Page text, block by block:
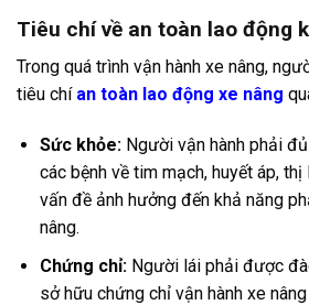
Tiêu chí về an toàn lao động
Trong quá trình vận hành xe nâng,
tiêu chí an toàn lao động xe nâng
Sức khỏe: Người vận hành phải
các bệnh về tim mạch, huyết áp,thị
vấn đề ảnh hưởng đến khả năng
nâng.
Chứng chỉ: Người lái phải được
sở hữu chứng chỉ vận hành xe